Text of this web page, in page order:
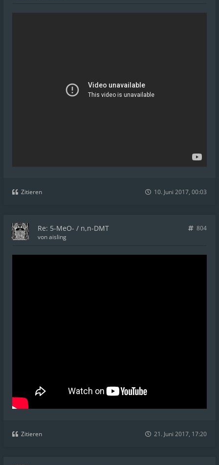
Zitieren 10. Juni 2017, 00:03
Re: 5-MeO- / n,n-DMT
804
vonaisling
Zitieren 21. Juni 2017, 17:20